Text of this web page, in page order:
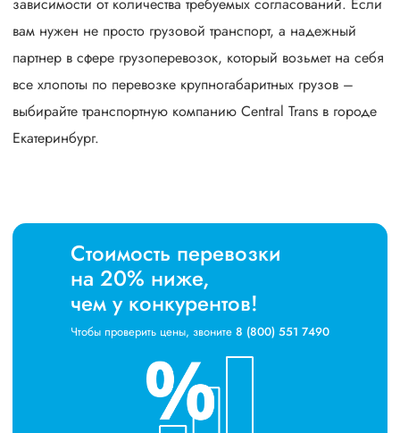
вам нужен не просто грузовой транспорт, а надежный
партнер в сфере грузоперевозок, который возьмет на себя
все хлопоты по перевозке крупногабаритных грузов –
выбирайте транспортную компанию Central Trans в городе
Екатеринбург.
Стоимость перевозки
на 20% ниже,
чем у конкурентов!
Чтобы проверить цены, звоните 8 (800) 551 7490